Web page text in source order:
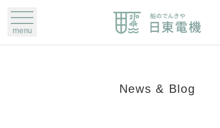
menu
News & Blog